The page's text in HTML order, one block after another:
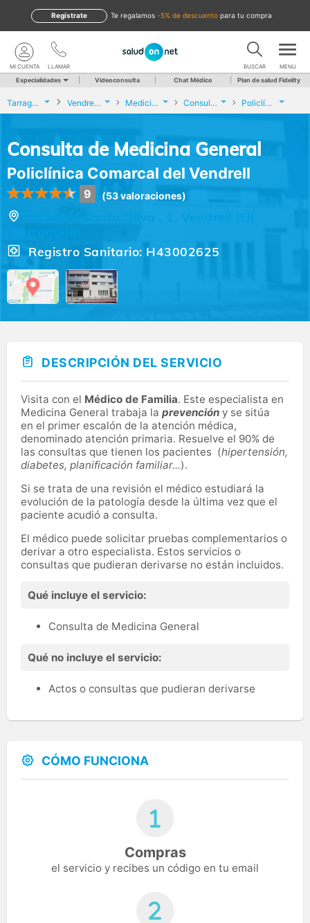
te regalamos -5% de descuento para tu compra
Regístrate
LLAMAR
MI CUENTA BUSCAR MENU
Especialidades Videoconsulta Chat Médico Plan de salud Fidelity
Tarragona Vendrell (El) Medicina General Consulta de Medicina General Policlínica Comarcal del Vendrell
Consulta de Medicina General
Policlínica Comarcal del Vendrell
9 (53 valoraciones)
Registro Sanitario: H43002625
DESCRIPCIÓN DEL SERVICIO
Visita con el Médico de Familia. Este especialista en
Medicina General trabaja la prevención y se sitúa
en el primer escalón de la atención médica,
denominado atención primaria. Resuelve el 90% de
las consultas que tienen los pacientes (hipertensión,
diabetes, planificación familiar...).
Si se trata de una revisión el médico estudiará la
evolución de la patología desde la última vez que el
paciente acudió a consulta.
El médico puede solicitar pruebas complementarios o
derivar a otro especialista. Estos servicios o
consultas que pudieran derivarse no están incluidos.
Qué incluye el servicio:
Consulta de Medicina General
Qué no incluye el servicio:
Actos o consultas que pudieran derivarse
CÓMO FUNCIONA
Compras
el servicio y recibes un código en tu email